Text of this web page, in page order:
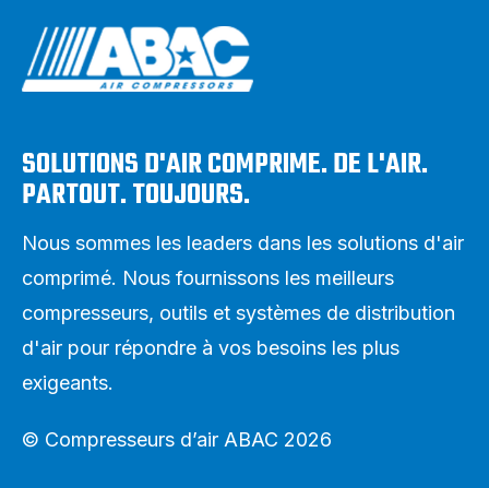
SOLUTIONS D'AIR COMPRIME. DE L'AIR.
PARTOUT. TOUJOURS.
Nous sommes les leaders dans les solutions d'air
comprimé. Nous fournissons les meilleurs
compresseurs, outils et systèmes de distribution
d'air pour répondre à vos besoins les plus
exigeants.
© Compresseurs d’air ABAC 2026